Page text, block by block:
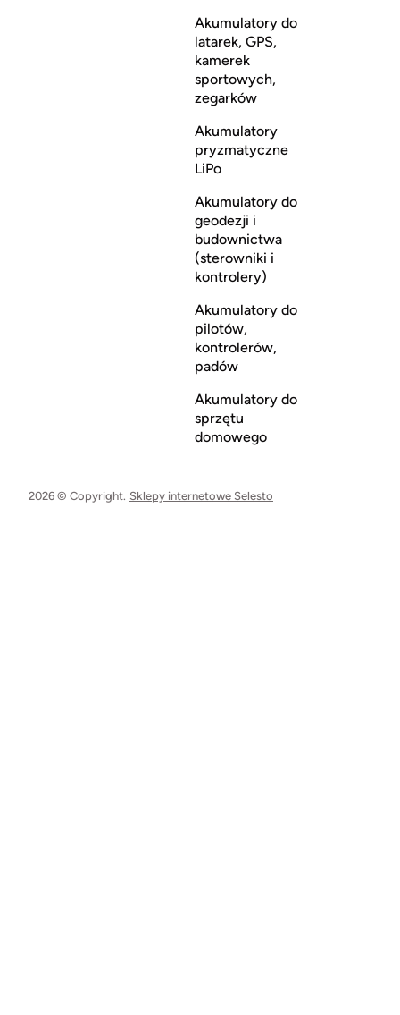
Akumulatory do
latarek, GPS,
kamerek
sportowych,
zegarków
Akumulatory
pryzmatyczne
LiPo
Akumulatory do
geodezji i
budownictwa
(sterowniki i
kontrolery)
Akumulatory do
pilotów,
kontrolerów,
padów
Akumulatory do
sprzętu
domowego
2026 © Copyright. Sklepy internetowe Selesto